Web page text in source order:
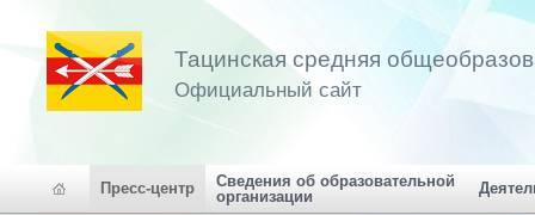
Тацинская средняя
Официальный сайт
Пресс-центр
Сведения об образовательной
организации